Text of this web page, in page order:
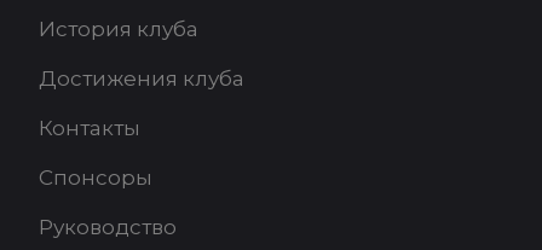
История клуба
Достижения клуба
Контакты
Спонсоры
Руководство